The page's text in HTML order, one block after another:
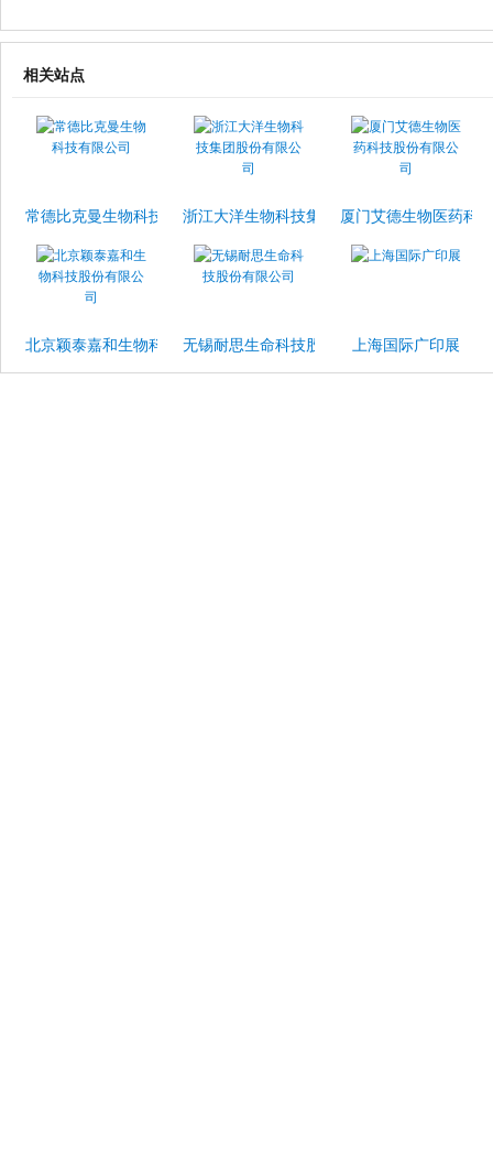
相关站点
常德比克曼生物科技有限公司浙江大洋生物科技集团股份有限公司
厦门艾德生物医药科
北京颖泰嘉和生物科技股份有限公司无锡耐思生命科技股份有限公司上海国际广印展